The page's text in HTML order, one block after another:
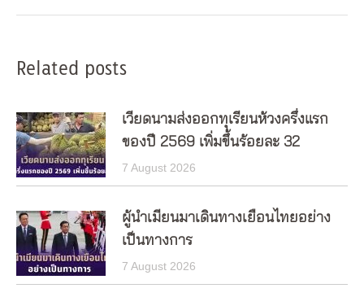
Related posts
เวียดนามส่งออกทุเรียนห้วงครึ่งแรก
ของปี 2569 เพิ่มขึ้นร้อยละ 32
7 August 2026
ผู้นำเมียนมาเดินทางเยือนไทยอย่าง
เป็นทางการ
7 August 2026